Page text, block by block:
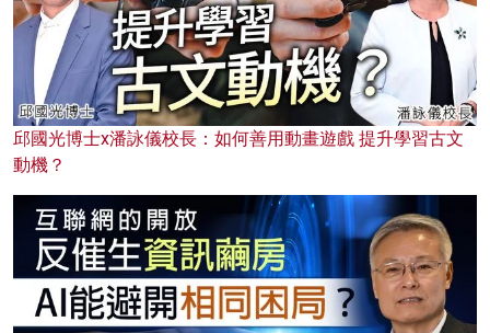
邱國光博士x潘詠儀校長：如何善用動畫遊戲 提升學習古文
動機？